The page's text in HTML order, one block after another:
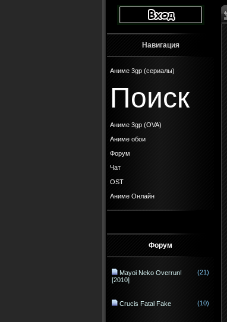
Навигация
Аниме 3gp (сериалы)
Поиск
Аниме 3gp (OVA)
Аниме обои
Форум
Чат
OST
Аниме Онлайн
Форум
Mayoi Neko Overrun!
[2010]
(21)
Crucis Fatal Fake (10)